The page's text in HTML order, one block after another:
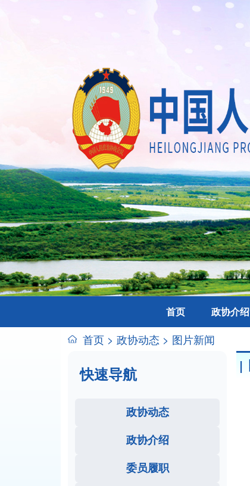
首页 政协介绍
首页 > 政协动态 > 图片新闻
快速导航
政协动态
政协介绍
委员履职